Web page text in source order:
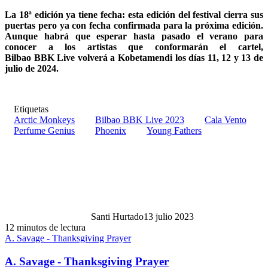
La 18ª edición ya tiene fecha: esta edición del festival cierra sus
puertas pero ya con fecha confirmada para la próxima edición.
Aunque habrá que esperar hasta pasado el verano para
conocer a los artistas que conformarán el cartel,
Bilbao BBKLive volverá a Kobetamendi los días 11, 12 y 13 de
julio de 2024.
Etiquetas
Arctic Monkeys
Bilbao BBK Live 2023
Cala Vento
Perfume Genius
Phoenix Young Fathers
Santi Hurtado13 julio 2023
12 minutos de lectura
A. Savage - Thanksgiving Prayer
A. Savage - Thanksgiving Prayer